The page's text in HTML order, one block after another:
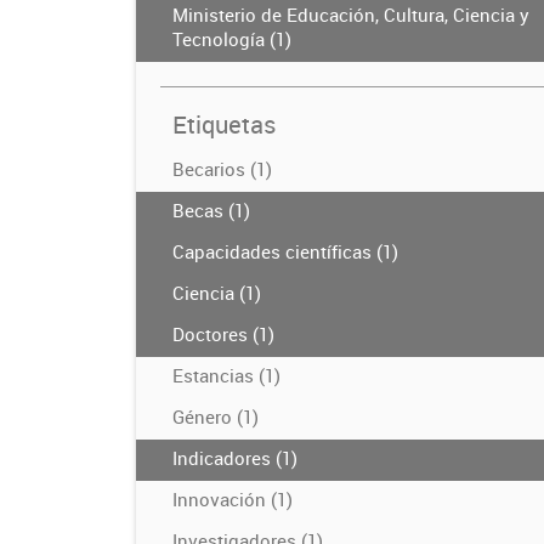
Ministerio de Educación, Cultura, Ciencia y
Tecnología (1)
Etiquetas
Becarios (1)
Becas (1)
Capacidades científicas (1)
Ciencia (1)
Doctores (1)
Estancias (1)
Género (1)
Indicadores (1)
Innovación (1)